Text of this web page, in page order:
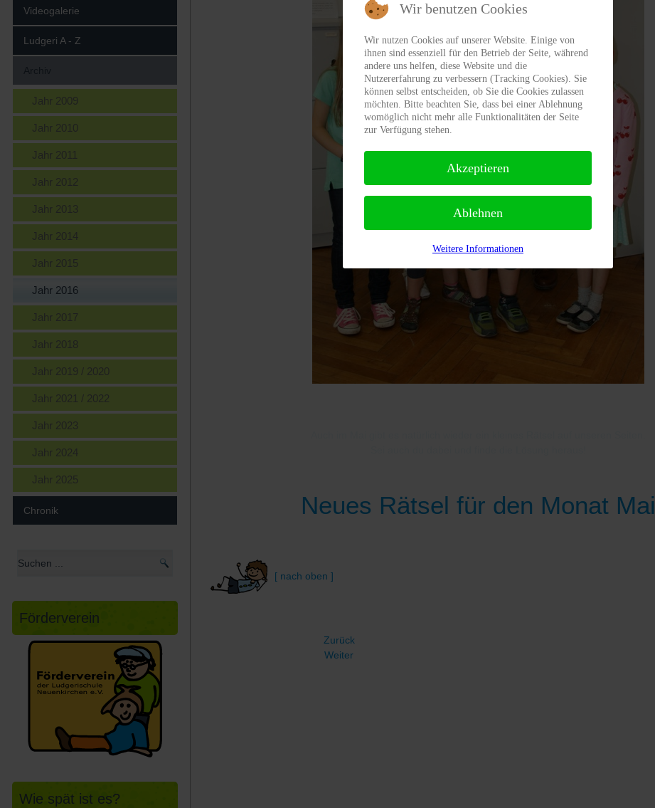
Videogalerie
Ludgeri A - Z
Jahr 2009
Jahr 2010
Jahr 2011
Jahr 2012
Jahr 2013
Jahr 2014
Jahr 2015
Jahr 2016
Jahr 2017
Jahr 2018
Jahr 2019 / 2020
Jahr 2021 / 2022
Jahr 2023
Jahr 2024
Jahr 2025
Chronik
Förderverein
Wie spät ist es?
Neues Rätsel für den Monat Mai
[ nach oben ]
Zurück
Weiter
Wir benutzen Cookies
Wir nutzen Cookies auf unserer Website. Einige von
ihnen sind essenziell für den Betrieb der Seite, während
andere uns helfen, diese Website und die
Nutzererfahrung zu verbessern (Tracking Cookies). Sie
können selbst entscheiden, ob Sie die Cookies zulassen
möchten. Bitte beachten Sie, dass bei einer Ablehnung
womöglich nicht mehr alle Funktionalitäten der Seite
zur Verfügung stehen.
Akzeptieren
Ablehnen
Weitere Informationen